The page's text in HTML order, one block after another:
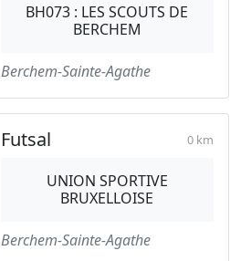
BH073 : LES SCOUTS DE
BERCHEM
Berchem-Sainte-Agathe
Futsal 0 km
UNION SPORTIVE
BRUXELLOISE
Berchem-Sainte-Agathe